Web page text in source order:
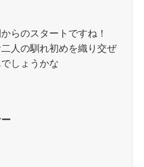
らのスタートですね！
人の馴れ初めを織り交ぜ
しょうかな